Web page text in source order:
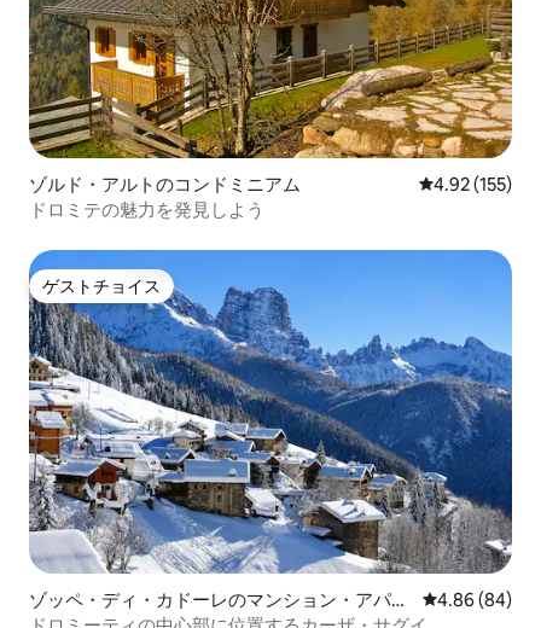
ゾルド・アルトのコンドミニアム レビュー155
4.92 (155)
ドロミテの魅力を発見しよう
ゲストチョイス
ゲストチョイス
ゾッペ・ディ・カドーレのマンション・アパー
ト
レビュー84件
4.86 (84)